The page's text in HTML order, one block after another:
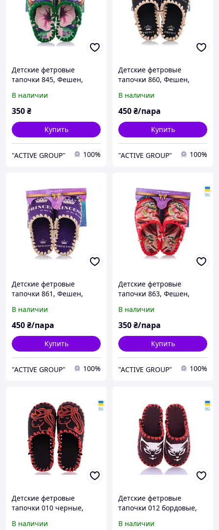
Детские фетровые
тапочки 845, Фешен,
Фетр
В наличии
350₴
Купить
"ACTIVE GROUP" 100%
Детские фетровые
тапочки 860, Фешен,
Фетр
В наличии
450₴/пара
Купить
"ACTIVE GROUP" 100%
Детские фетровые
тапочки 861, Фешен,
Фетр
В наличии
450₴/пара
Купить
"ACTIVE GROUP" 100%
Детские фетровые
тапочки 863, Фешен,
Фетр
В наличии
350₴/пара
Купить
"ACTIVE GROUP" 100%
Детские фетровые
тапочки 010 черные,
Закрытый, Фетр
В наличии
Детские фетровые
тапочки 012 бордовые,
Закрытый, Фетр, Котики
В наличии